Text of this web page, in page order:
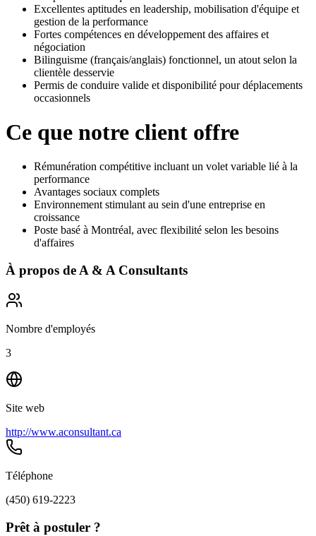
Excellentes aptitudes en leadership, mobilisation d'équipe et
gestion de la performance
Fortes compétences en développement des affaires et
négociation
Bilinguisme (français/anglais) fonctionnel, un atout selon la
clientèle desservie
Permis de conduire valide et disponibilité pour déplacements
occasionnels
Ce que notre client offre
Rémunération compétitive incluant un volet variable lié à la
performance
Avantages sociaux complets
Environnement stimulant au sein d'une entreprise en
croissance
Poste basé à Montréal, avec flexibilité selon les besoins
d'affaires
À propos de A & A Consultants
Nombre d'employés
3
Site web
http://www.aconsultant.ca
Téléphone
(450) 619-2223
Prêt à postuler ?